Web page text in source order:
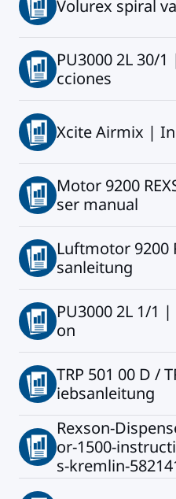
Volurex spiral
PU3000 2L 30/
cciones
Xcite Airmix |
Motor 9200
ser manual
Luftmotor 9200
sanleitung
PU3000 2L 1/1
on
TRP 501 00 D /
iebsanleitung
Rexson-
or-1500-
s-kremlin-